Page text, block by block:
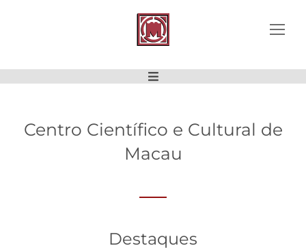
Centro Científico e Cultural de
Macau
Destaques